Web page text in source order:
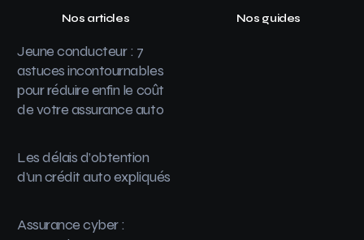
Nos articles
Jeune conducteur : 7
astuces incontournables
pour réduire enfin le coût
de votre assurance auto
Les délais d’obtention
d’un crédit auto expliqués
Assurance cyber :
Nos guides